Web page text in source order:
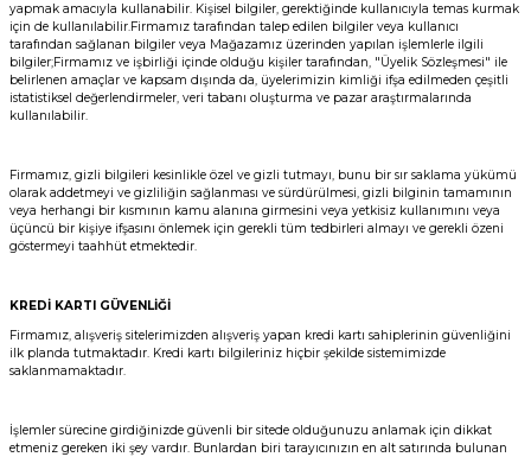
yapmak amacıyla kullanabilir. Kişisel bilgiler, gerektiğinde kullanıcıyla temas kurmak
için de kullanılabilir.Firmamız tarafından talep edilen bilgiler veya kullanıcı
tarafından sağlanan bilgiler veya Mağazamız üzerinden yapılan işlemlerle ilgili
bilgiler;Firmamız ve işbirliği içinde olduğu kişiler tarafından, "Üyelik Sözleşmesi" ile
belirlenen amaçlar ve kapsam dışında da, üyelerimizin kimliği ifşa edilmeden çeşitli
istatistiksel değerlendirmeler, veri tabanı oluşturma ve pazar araştırmalarında
kullanılabilir.
Firmamız, gizli bilgileri kesinlikle özel ve gizli tutmayı, bunu bir sır saklama yükümü
olarak addetmeyi ve gizliliğin sağlanması ve sürdürülmesi, gizli bilginin tamamının
veya herhangi bir kısmının kamu alanına girmesini veya yetkisiz kullanımını veya
üçüncü bir kişiye ifşasını önlemek için gerekli tüm tedbirleri almayı ve gerekli özeni
göstermeyi taahhüt etmektedir.
KREDİ KARTI GÜVENLİĞİ
Firmamız, alışveriş sitelerimizden alışveriş yapan kredi kartı sahiplerinin güvenliğini
ilk planda tutmaktadır. Kredi kartı bilgileriniz hiçbir şekilde sistemimizde
saklanmamaktadır.
İşlemler sürecine girdiğinizde güvenli bir sitede olduğunuzu anlamak için dikkat
etmeniz gereken iki şey vardır. Bunlardan biri tarayıcınızın en alt satırında bulunan